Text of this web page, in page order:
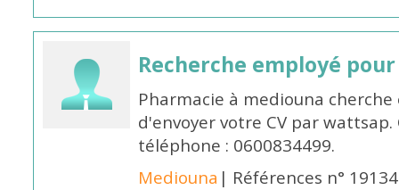
Recherche employé
Pharmacie à mediouna
d'envoyer votre CV par
téléphone : 0600834499.
Mediouna | Références n° 19134